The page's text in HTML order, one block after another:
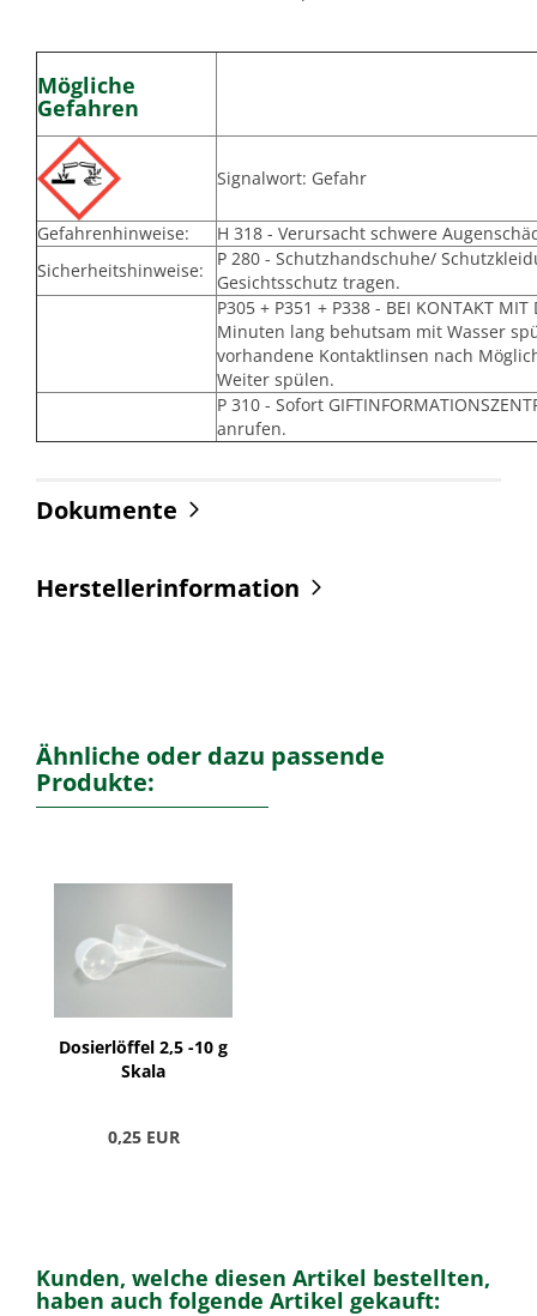
Mögliche
Gefahren
Signalwort: Gefahr
Gefahrenhinweise:
H 318 - Verursacht schwere
Sicherheitshinweise:
P 280 - Schutzhandschuhe/
Gesichtsschutz tragen.
P305 + P351 + P338 - BEI KONTAKT
Minuten lang behutsam mit Wasser
vorhandene Kontaktlinsen nach
Weiter spülen.
P 310 - Sofort
anrufen.
Dokumente
Herstellerinformation
Ähnliche oder dazu passende
Produkte:
Dosierlöffel 2,5 -10 g
Skala
0,25 EUR
Kunden, welche diesen Artikel bestellten,
haben auch folgende Artikel gekauft: